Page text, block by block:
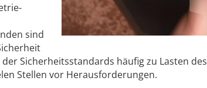
sind
Sicherheitsstandards häufig zu Lasten des
Stellen vor Herausforderungen.